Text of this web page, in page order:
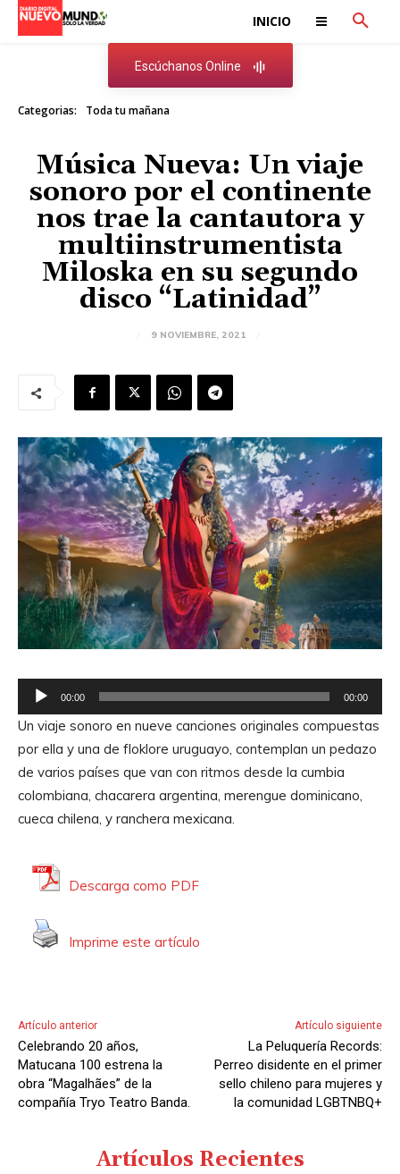
INICIO
Escúchanos Online
Categorias: Toda tu mañana
Música Nueva: Un viaje
sonoro por el continente
nos trae la cantautora y
multiinstrumentista
Miloska en su segundo
disco “Latinidad”
9 NOVIEMBRE, 2021
e
p
r
o
d
u
d
i
o
00:00 00:00
Un viaje sonoro en nueve canciones originales compuestas
por ella y una de floklore uruguayo, contemplan un pedazo
de varios países que van con ritmos desde la cumbia
colombiana, chacarera argentina, merengue dominicano,
cueca chilena, y ranchera mexicana.
Descarga como PDF
Imprime este artículo
Artículo anterior
Celebrando 20 años,
Matucana 100 estrena la
obra “Magalhães” de la
compañía Tryo Teatro Banda.
Artículo siguiente
La Peluquería Records:
Perreo disidente en el primer
sello chileno para mujeres y
la comunidad LGBTNBQ+
Artículos Recientes